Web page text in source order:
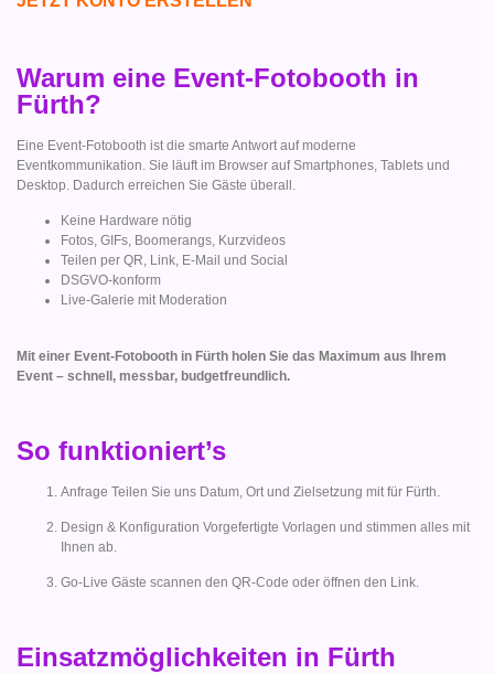
Warum eine Event-Fotobooth in
Fürth?
Eine Event-Fotobooth ist die smarte Antwort auf moderne
Eventkommunikation. Sie läuft im Browser auf Smartphones, Tablets und
Desktop. Dadurch erreichen Sie Gäste überall.
Keine Hardware nötig
Fotos, GIFs, Boomerangs, Kurzvideos
Teilen per QR, Link, E-Mail und Social
DSGVO-konform
Live-Galerie mit Moderation
Mit einer Event-Fotobooth in Fürth holen Sie das Maximum aus Ihrem
Event – schnell, messbar, budgetfreundlich.
So funktioniert’s
Anfrage Teilen Sie uns Datum, Ort und Zielsetzung mit für Fürth.
Design & Konfiguration Vorgefertigte Vorlagen und stimmen alles mit
Ihnen ab.
Go-Live Gäste scannen den QR-Code oder öffnen den Link.
Einsatzmöglichkeiten in Fürth